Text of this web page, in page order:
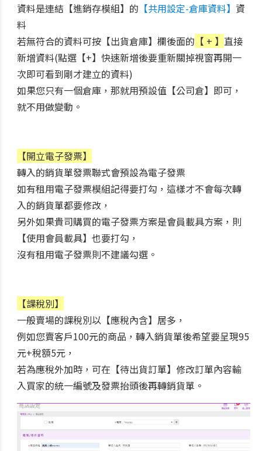
資料是連結【進銷存模組】的 【共用設定-倉庫資料】 資
料
若無符合的資料可按【出貨倉庫】欄後面的 【 + 】 直接
新增資料(點選【+】快速新增後要重新關掉視窗再開一
次即可看到剛才建立的資料)
如果您只有一個倉庫，那就用預設值【公司倉】即可，
就不用做變動。
【開立電子發票】
轉入的銷貨單發票聯式會預設為電子發票
如有租用電子發票模組記得要打勾， 這樣才不會每次轉
入的銷貨單都要修改，
另外如果貴司購買的電子發票方案是會員載具方案，則
【使用會員載具】也要打勾，
沒有租用電子發票則不建議勾選。
【課稅別】
一般賣場的課稅別以【應稅內含】居多，
例如您賣客戶100元的商品，轉入銷貨單後希望要呈現95
元+稅額5元，
若為應稅外加時， 可在【待出貨訂單】修改訂單內容輸
入買家的統一編號及發票抬頭後再轉銷貨單。